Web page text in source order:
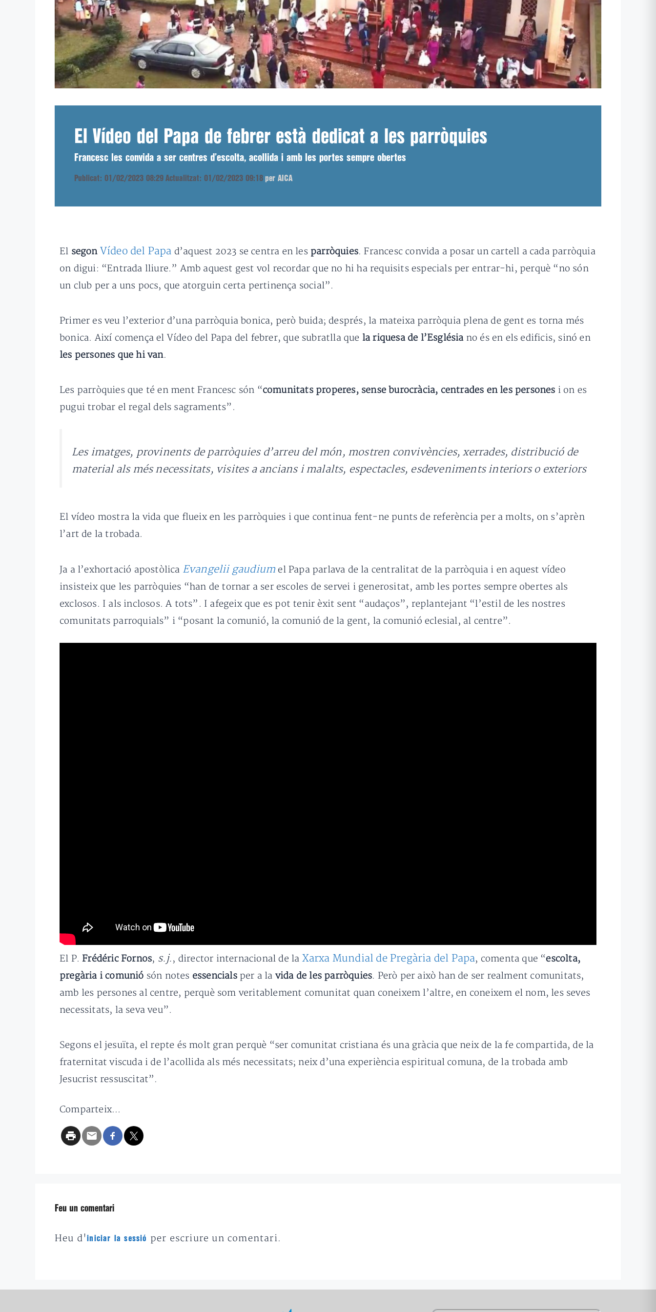
El Vídeo del Papa de febrer està dedicat a les parròquies
Francesc les convida a ser centres d’escolta, acollida i amb les portes sempre obertes
Publicat: 01/02/2023 08:29 Actualitzat: 01/02/2023 09:18 per AICA
El segon Vídeo del Papa d’aquest 2023 se centra en les parròquies. Francesc convida a posar un cartell a cada parròquia
on digui: “Entrada lliure.” Amb aquest gest vol recordar que no hi ha requisits especials per entrar-hi, perquè “no són
un club per a uns pocs, que atorguin certa pertinença social”.
Primer es veu l’exterior d’una parròquia bonica, però buida; després, la mateixa parròquia plena de gent es torna més
bonica. Així comença el Vídeo del Papa del febrer, que subratlla que la riquesa de l’Església no és en els edificis, sinó en
les persones que hi van.
Les parròquies que té en ment Francesc són “comunitats properes, sense burocràcia, centrades en les persones i on es
pugui trobar el regal dels sagraments”.
Les imatges, provinents de parròquies d’arreu del món, mostren convivències, xerrades, distribució de
material als més necessitats, visites a ancians i malalts, espectacles, esdeveniments interiors o exteriors
El vídeo mostra la vida que flueix en les parròquies i que continua fent-ne punts de referència per a molts, on s’aprèn
l’art de la trobada.
Ja a l’exhortació apostòlica Evangelii gaudium el Papa parlava de la centralitat de la parròquia i en aquest vídeo
insisteix que les parròquies “han de tornar a ser escoles de servei i generositat, amb les portes sempre obertes als
exclosos. I als inclosos. A tots”. I afegeix que es pot tenir èxit sent “audaços”, replantejant “l’estil de les nostres
comunitats parroquials” i “posant la comunió, la comunió de la gent, la comunió eclesial, al centre”.
El P. Frédéric Fornos, s.j., director internacional de la Xarxa Mundial de Pregària del Papa, comenta que “escolta,
pregària i comunió són notes essencials per a la vida de les parròquies. Però per això han de ser realment comunitats,
amb les persones al centre, perquè som veritablement comunitat quan coneixem l’altre, en coneixem el nom, les seves
necessitats, la seva veu”.
Segons el jesuïta, el repte és molt gran perquè “ser comunitat cristiana és una gràcia que neix de la fe compartida, de la
fraternitat viscuda i de l’acollida als més necessitats; neix d’una experiència espiritual comuna, de la trobada amb
Jesucrist ressuscitat”.
Comparteix...
Feu un comentari
Heu d'iniciar la sessió per escriure un comentari.